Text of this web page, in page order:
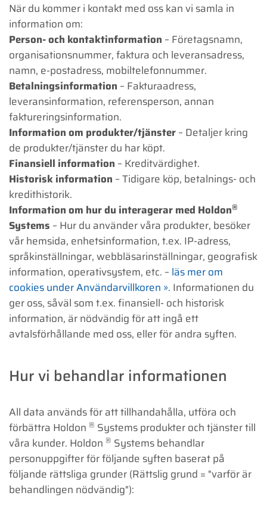
När du kommer i kontakt med oss kan vi samla in
information om:
Person- och kontaktinformation – Företagsnamn,
organisationsnummer, faktura och leveransadress,
namn, e-postadress, mobiltelefonnummer.
Betalningsinformation – Fakturaadress,
leveransinformation, referensperson, annan
faktureringsinformation.
Information om produkter/tjänster– Detaljer kring
de produkter/tjänster du har köpt.
Finansiell information – Kreditvärdighet.
Historisk information – Tidigare köp, betalnings- och
kredithistorik.
Information om hur du interagerar med Holdon®
Systems – Hur du använder våra produkter, besöker
vår hemsida, enhetsinformation, t.ex. IP-adress,
språkinställningar, webbläsarinställningar, geografisk
information, operativsystem, etc. – läs mer om
cookies under Användarvillkoren ». Informationen du
ger oss, såväl som t.ex. finansiell- och historisk
information, är nödvändig för att ingå ett
avtalsförhållande med oss, eller för andra syften.
Hur vi behandlar informationen
All data används för att tillhandahålla, utföra och
förbättra Holdon ® Systems produkter och tjänster till
våra kunder. Holdon ® Systems behandlar
personuppgifter för följande syften baserat på
följande rättsliga grunder (Rättslig grund = "varför är
behandlingen nödvändig"):